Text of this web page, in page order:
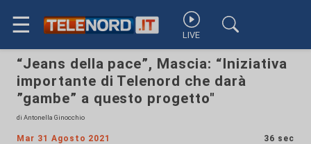
☰ LIVE
“Jeans della pace”, Mascia: “Iniziativa
importante di Telenord che darà
”gambe” a questo progetto"
di Antonella Ginocchio
Mar 31 Agosto 2021 36 sec